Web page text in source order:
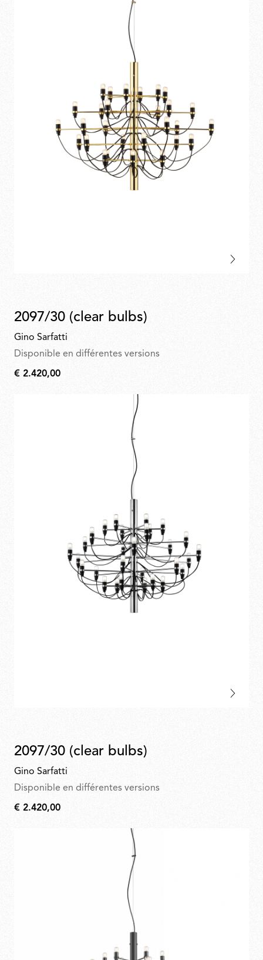
2097/30 (clear bulbs)
Gino Sarfatti
Disponible en différentes versions
€
€ 2.420,00
2097/30 (clear bulbs)
Gino Sarfatti
Disponible en différentes versions
€
€ 2.420,00